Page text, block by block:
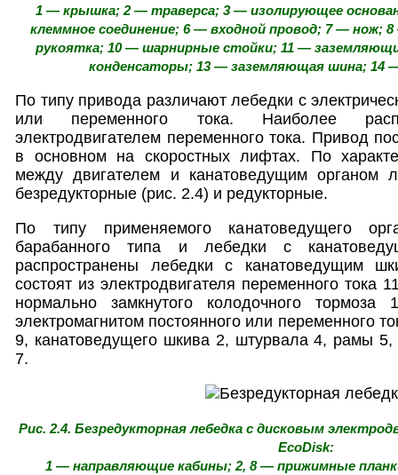
1 — крышка; 2 — траверса; 3 — изолирующее
клеммное соединение; 6 — входной провод; 7 — нож;
рукоятка; 10 — шарнирные стойки; 11 —
конденсаторы; 13 — заземляющая шина; 14
По типу привода различают лебедки с
или переменного тока. Наиболее
электродвигателем переменного тока. Привод
в основном на скоростных лифтах. По
между двигателем и канатоведущим органом
безредукторные (рис. 2.4) и редукторные.
По типу применяемого канатоведущего
барабанного типа и лебедки с
распространены лебедки с канатоведущим
состоят из электродвигателя переменного тока
нормально замкнутого колодочного
электромагнитом постоянного или переменного
9, канатоведущего шкива 2, штурвала 4, рамы 5,
7.
Рис. 2.4. Безредукторная лебедка с дисковым
EcoDisk:
1 — направляющие кабины; 2, 8 — прижимные